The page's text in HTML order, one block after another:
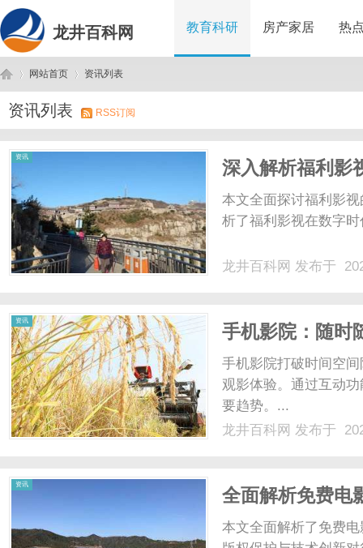
龙井百科网 教育科研 房产家居 热
龙 ›
网站首页
›
资讯列表
资讯列表 RSS订阅
资讯
深入解析福利影
讨
本文全面探讨福利影
析了福利影视在数字
龙井百科网 发布于
资讯
手机影院：随时
手机影院打破时间空
观影体验。通过互动
要趋势。...
龙井百科网 发布于
资讯
全面解析免费电
本文全面解析了免费